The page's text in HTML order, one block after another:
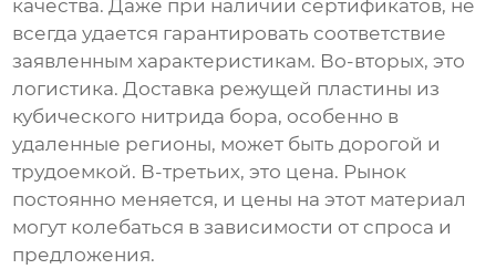
качества. Даже при наличии сертификатов, не
всегда удается гарантировать соответствие
заявленным характеристикам. Во-вторых, это
логистика. Доставка режущей пластины из
кубического нитрида бора, особенно в
удаленные регионы, может быть дорогой и
трудоемкой. В-третьих, это цена. Рынок
постоянно меняется, и цены на этот материал
могут колебаться в зависимости от спроса и
предложения.